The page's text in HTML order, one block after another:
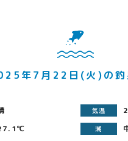
年7月22日(火)の釣
気温
潮